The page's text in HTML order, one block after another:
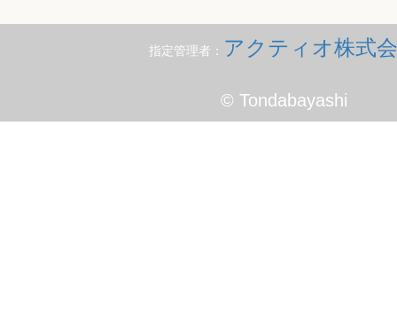
指定管理者： アクティオ株式
© Tondabayashi